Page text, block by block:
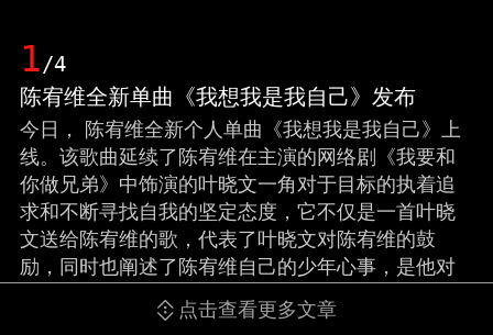
1/4
陈宥维全新单曲《我想我是我自己》发布
今日， 陈宥维全新个人单曲《我想我是我自己》上
线。该歌曲延续了陈宥维在主演的网络剧《我要和
你做兄弟》中饰演的叶晓文一角对于目标的执着追
求和不断寻找自我的坚定态度，它不仅是一首叶晓
文送给陈宥维的歌，代表了叶晓文对陈宥维的鼓
励，同时也阐述了陈宥维自己的少年心事，是他对
于自我首次内心成长历程的告白与阐述。同时，
《我要和你做兄弟》非会员至此也圆满收官，歌曲
点击查看更多文章